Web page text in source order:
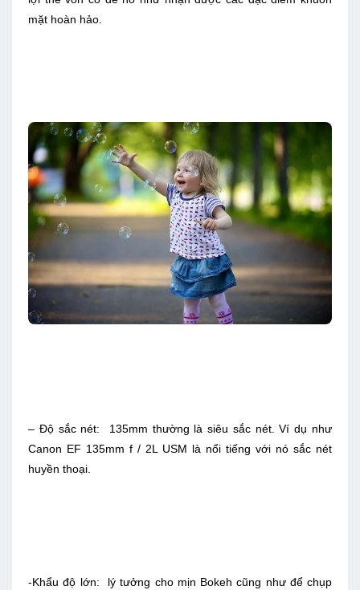
mặt hoàn hảo.
– Độ sắc nét: 135mm thường là siêu sắc nét. Ví dụ như
Canon EF 135mm f / 2L USM là nổi tiếng với nó sắc nét
huyền thoại.
-Khẩu độ lớn: lý tưởng cho mịn Bokeh cũng như để chụp